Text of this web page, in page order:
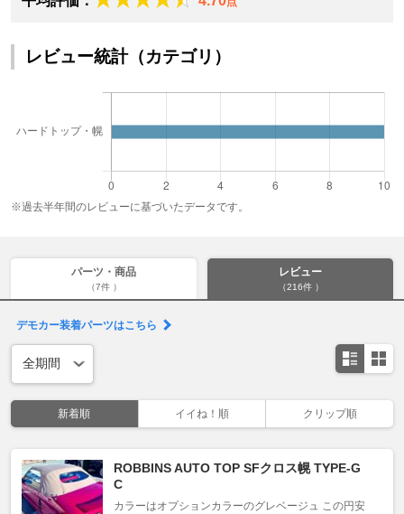
レビュー統計（カテゴリ）
※過去半年間のレビューに基づいたデータです。
パーツ・商品
（7件 ）
レビュー
（216件 ）
デモカー装着パーツはこちら
新着順 イイね！順 クリップ順
ROBBINS AUTO TOP SFクロス幌 TYPE-G
C
カラーはオプションカラーのグレベージュ この円安